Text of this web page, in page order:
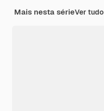
Mais nesta sérieVer tudo